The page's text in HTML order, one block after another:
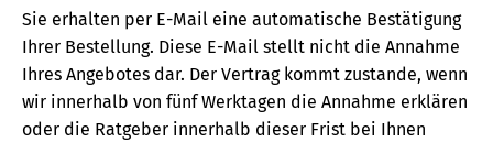
Sie erhalten per E-Mail eine automatische Bestätigung
Ihrer Bestellung. Diese E-Mail stellt nicht die Annahme
Ihres Angebotes dar. Der Vertrag kommt zustande, wenn
wir innerhalb von fünf Werktagen die Annahme erklären
oder die Ratgeber innerhalb dieser Frist bei Ihnen